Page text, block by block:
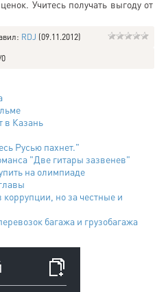
Учитесь получать выгоду от
: RDJ (09.11.2012)
0
в Казань
Русью пахнет."
"Две гитары зазвенев"
на олимпиаде
но за честные и
багажа и грузобагажа